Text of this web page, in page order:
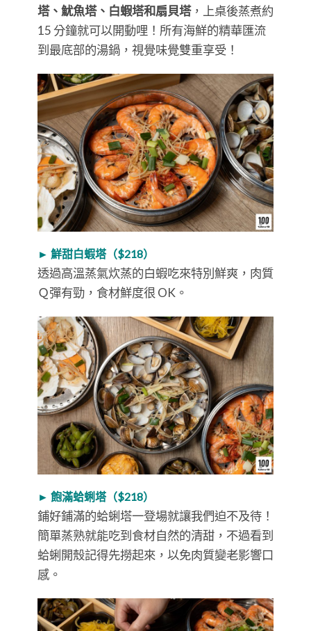
塔、魷魚塔、白蝦塔和扇貝塔，上桌後蒸煮約
15 分鐘就可以開動哩！所有海鮮的精華匯流
到最底部的湯鍋，視覺味覺雙重享受！
► 鮮甜白蝦塔（$218）
透過高溫蒸氣炊蒸的白蝦吃來特別鮮爽，肉質
Ｑ彈有勁，食材鮮度很 OK。
► 飽滿蛤蜊塔（$218）
鋪好鋪滿的蛤蜊塔一登場就讓我們迫不及待！
簡單蒸熟就能吃到食材自然的清甜，不過看到
蛤蜊開殼記得先撈起來，以免肉質變老影響口
感。